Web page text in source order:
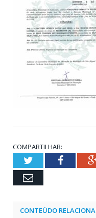
COMPARTILHAR:
Twitter
Email
CONTEÚDO